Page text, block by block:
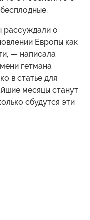
рассуждали о
Европы как
— написала
гетмана
в статье для
месяцы станут
сбудутся эти